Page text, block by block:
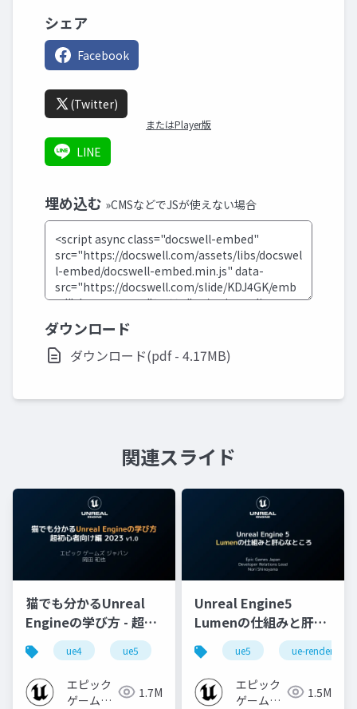
シェア
Facebook
(Twitter)
またはPlayer版
LINE
埋め込む »CMSなどでJSが使えない場合
ダウンロード
ダウンロード(pdf - 4.17MB)
関連スライド
猫でも分かるUnreal
Engineの学び方 - 超初
心者向け編 - 2023 v1.0
ue4 ue5 ue-beginner
エピック
ゲームズ
1.7M
Unreal Engine5
Lumenの仕組みと肝心
なところ
ue5 ue-rendering
エピック
ゲームズ
1.5M